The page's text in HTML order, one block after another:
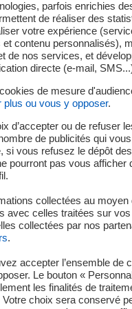
(niveau INES 0) -
matériels :
le cadre d’une
électrique de
tension, un intervenant
dont un système
générés par la
impact sur la
à l’Autorité de
l’eau brute servant aux
parfois enrichies
de réaliser des
votre expérience
et contenu personnalisés),
de nos services, et
directe (e-mail,
de mesure
plus ou vous y opposer.
d’accepter ou de refuser
de publicités qui
si vous refusez le dépôt
pourront pas vous
collectées au
avec celles traitées sur
collectées par nos
.
accepter l’ensemble de
Le bouton «
les finalités de
choix sera conservé